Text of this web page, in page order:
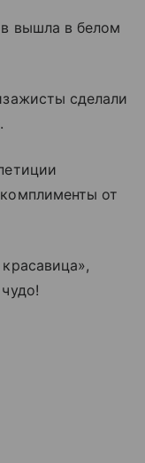
вышла в белом
сделали
от